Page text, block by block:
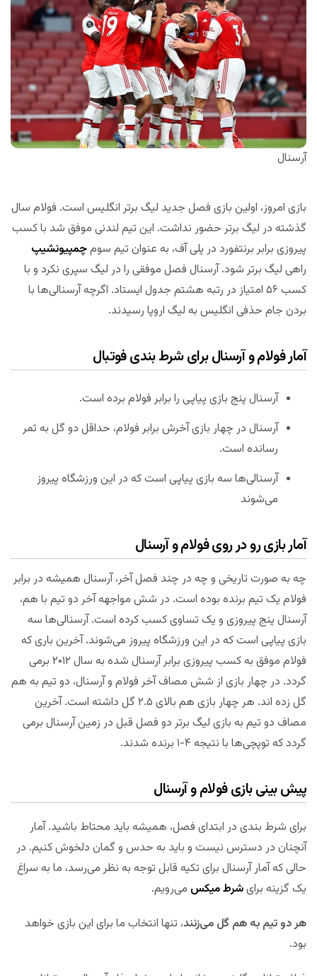
آرسنال
بازی امروز، اولین بازی فصل جدید لیگ برتر انگلیس است. فولام سال
گذشته در لیگ برتر حضور نداشت. این تیم لندنی موفق شد با کسب
پیروزی برابر برنتفورد در پلی آف، به عنوان تیم سومچمپیونشیپ
راهی لیگ برتر شود. آرسنال فصل موفقی را در لیگ سپری نکرد و با
کسب ۵۶ امتیاز در رتبه هشتم جدول ایستاد. اگرچه آرسنالی‌ها با
بردن جام حذفی انگلیس به لیگ اروپا رسیدند.
آمار فولام و آرسنال برای شرط بندی فوتبال
آرسنال پنج بازی پیاپی را برابر فولام برده است.
آرسنال در چهار بازی آخرش برابر فولام، حداقل دو گل به ثمر
رسانده است.
آرسنالی‌ها سه بازی پیاپی است که در این ورزشگاه پیروز
می‌شوند
آمار بازی رو در روی فولام و آرسنال
چه به صورت تاریخی و چه در چند فصل آخر، آرسنال همیشه در برابر
فولام یک تیم برنده بوده است. در شش مواجهه آخر دو تیم با هم،
آرسنال پنج پیروزی و یک تساوی کسب کرده است. آرسنالی‌ها سه
بازی پیاپی است که در این ورزشگاه پیروز می‌شوند. آخرین باری که
فولام موفق به کسب پیروزی برابر آرسنال شده به سال ۲۰۱۲ برمی
گردد. در چهار بازی از شش مصاف آخر فولام و آرسنال، دو تیم به هم
گل زده اند. هر چهار بازی هم بالای ۲.۵ گل داشته است. آخرین
مصاف دو تیم به بازی لیگ برتر دو فصل قبل در زمین آرسنال برمی
گردد که توپچی‌ها با نتیجه ۴-۱ برنده شدند.
پیش بینی بازی فولام و آرسنال
برای شرط بندی در ابتدای فصل، همیشه باید محتاط باشید. آمار
آنچنان در دسترس نیست و باید به حدس و گمان دلخوش کنیم. در
حالی که آمار آرسنال برای تکیه قابل توجه به نظر می‌رسد، ما به سراغ
یک گزینه برایشرط میکس می‌رویم.
هر دو تیم به هم گل می‌زنند، تنها انتخاب ما برای این بازی خواهد
بود.